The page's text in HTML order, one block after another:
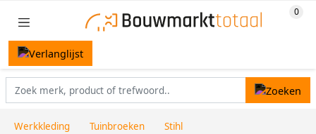
Werkkleding Tuinbroeken Stihl